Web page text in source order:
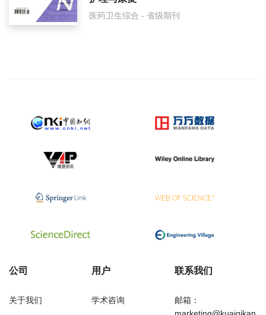
医药卫生综合 - 省级期刊
公司
关于我们
用户
学术咨询
联系我们
邮箱：